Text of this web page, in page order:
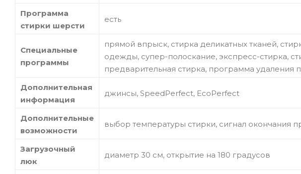
Программа
стирки шерсти
есть
Специальные
программы
прямой впрыск, стирка деликатных тканей,
одежды, супер-полоскание, экспресс-стирка,
предварительная стирка, программа удаления
Дополнительная
информация
джинсы, SpeedPerfect, EcoPerfect
Дополнительные
возможности
выбор температуры стирки, сигнал окончания
Загрузочный
люк
диаметр 30 см, открытие на 180 градусов